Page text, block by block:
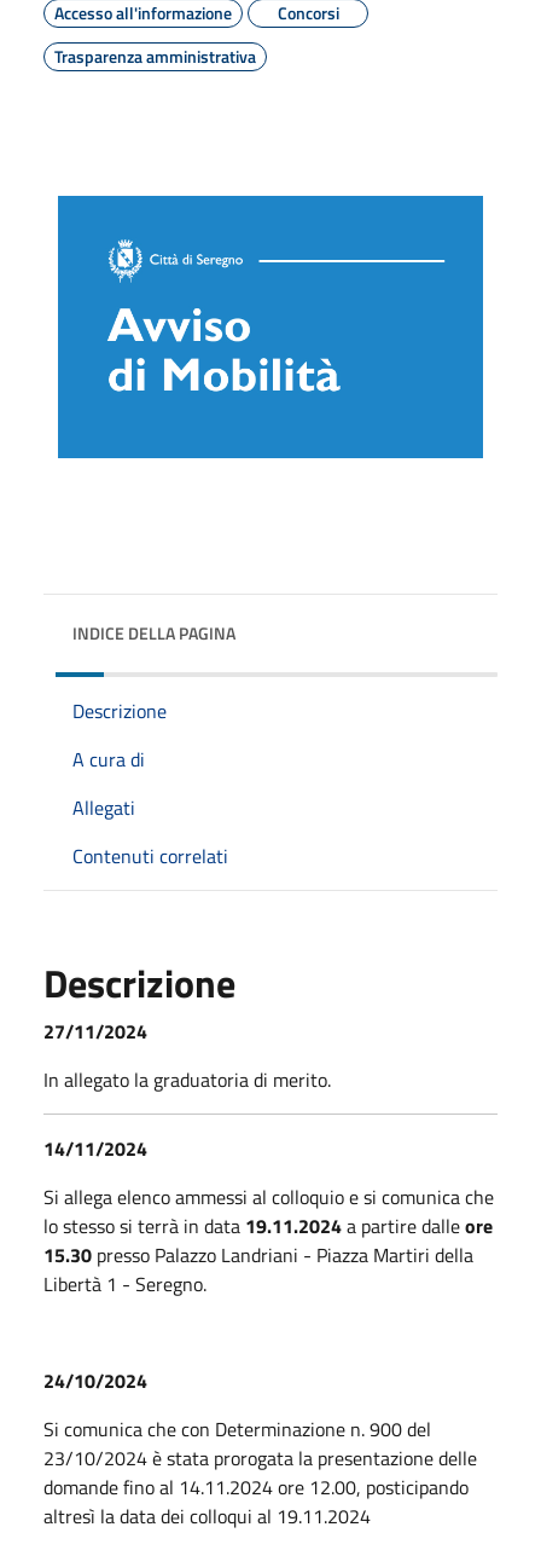
Accesso all'informazione
Concorsi
Trasparenza amministrativa
INDICE DELLA PAGINA
Descrizione
A cura di
Allegati
Contenuti correlati
Descrizione
27/11/2024
In allegato la graduatoria di merito.
14/11/2024
Si allega elenco ammessi al colloquio e si comunica che
lo stesso si terrà in data 19.11.2024a partire dalleore
15.30 presso Palazzo Landriani - Piazza Martiri della
Libertà 1 - Seregno.
24/10/2024
Si comunica che con Determinazione n. 900 del
23/10/2024 è stata prorogata la presentazione delle
domande fino al 14.11.2024 ore 12.00, posticipando
altresì la data dei colloqui al 19.11.2024